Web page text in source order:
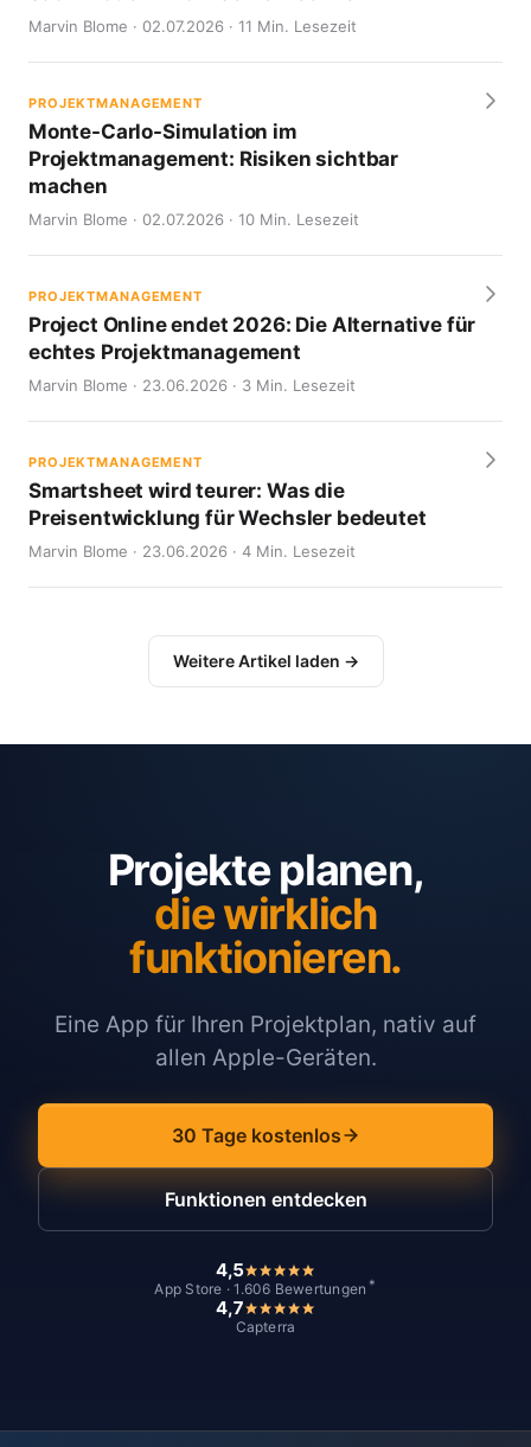
Marvin Blome · 02.07.2026 · 11 Min. Lesezeit
PROJEKTMANAGEMENT
Monte-Carlo-Simulation im
Projektmanagement: Risiken sichtbar
machen
Marvin Blome · 02.07.2026 · 10 Min. Lesezeit
PROJEKTMANAGEMENT
Project Online endet 2026: Die Alternative für
echtes Projektmanagement
Marvin Blome · 23.06.2026 · 3 Min. Lesezeit
PROJEKTMANAGEMENT
Smartsheet wird teurer: Was die
Preisentwicklung für Wechsler bedeutet
Marvin Blome · 23.06.2026 · 4 Min. Lesezeit
Weitere Artikel laden →
Projekte planen,
die wirklich
funktionieren.
Eine App für Ihren Projektplan, nativ auf
allen Apple-Geräten.
30 Tage kostenlos
Funktionen entdecken
4,5
App Store · 1.606 Bewertungen *
4,7
Capterra